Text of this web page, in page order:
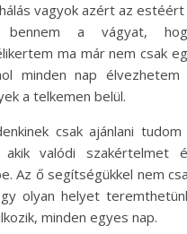
vagyok azért az estéért
bennem a vágyat,
ma már nem csak
minden nap élvezhetem
a telkemen belül.
csak ajánlani tudom
akik valódi szakértelmet
Az ő segítségükkel nem
olyan helyet
minden egyes nap.